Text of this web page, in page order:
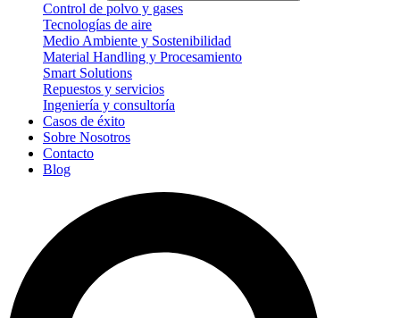
Control de polvo y gases
Tecnologías de aire
Medio Ambiente y Sostenibilidad
Material Handling y Procesamiento
Smart Solutions
Repuestos y servicios
Ingeniería y consultoría
Casos de éxito
Sobre Nosotros
Contacto
Blog